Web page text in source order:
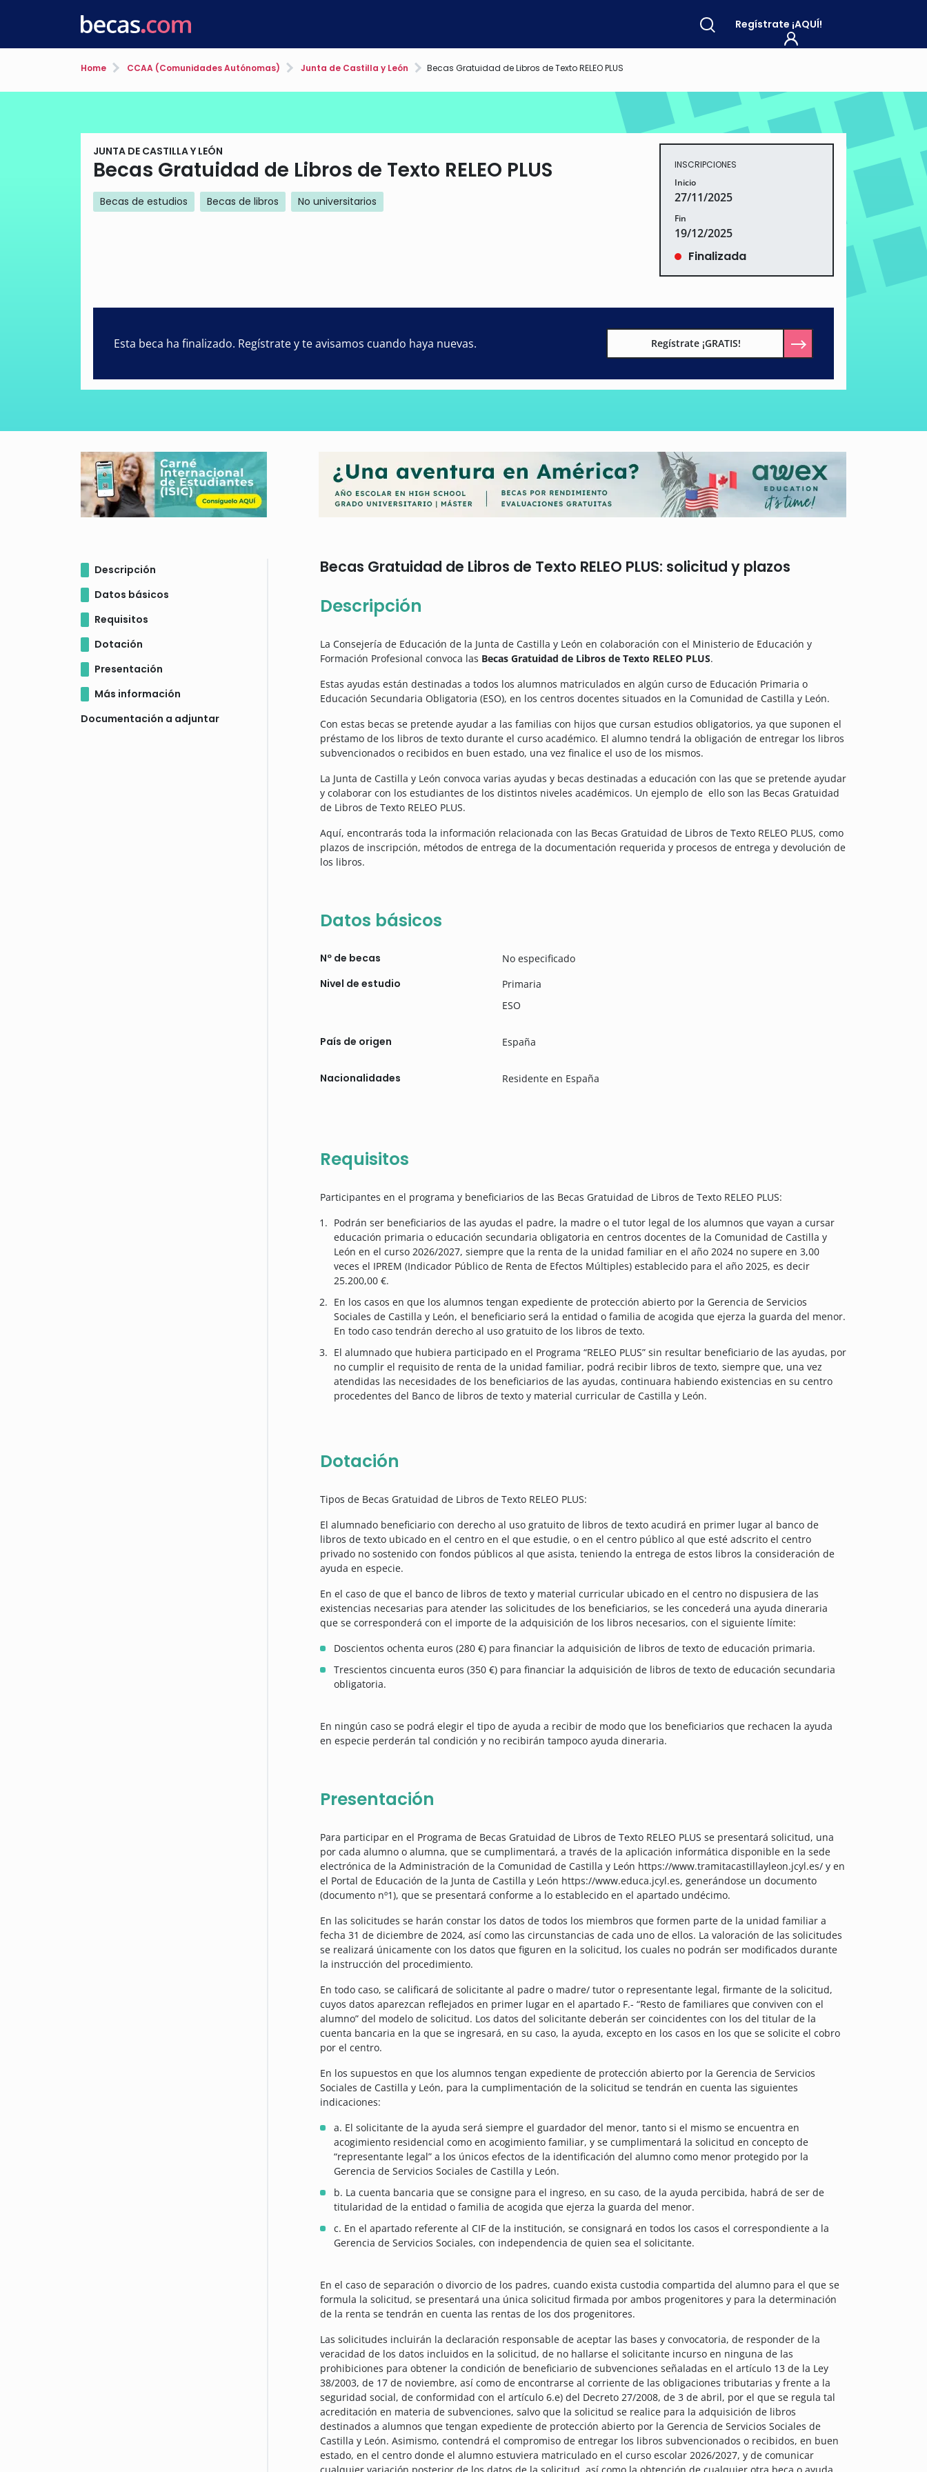
Regístrate ¡AQUÍ!
Home CCAA (Comunidades Autónomas) Junta de Castilla y León Becas Gratuidad de Libros de Texto RELEO PLUS
JUNTA DE CASTILLA Y LEÓN
Becas Gratuidad de Libros de Texto RELEO PLUS
Becas de estudios Becas de libros No universitarios
INSCRIPCIONES
Inicio
27/11/2025
Fin
19/12/2025
Finalizada
Esta beca ha finalizado. Regístrate y te avisamos cuando haya nuevas. Regístrate ¡GRATIS!
Descripción
Datos básicos
Requisitos
Dotación
Presentación
Más información
Documentación a adjuntar
Becas Gratuidad de Libros de Texto RELEO PLUS: solicitud y plazos
Descripción
La Consejería de Educación de la Junta de Castilla y León en colaboración con el Ministerio de Educación y
Formación Profesional convoca las Becas Gratuidad de Libros de Texto RELEO PLUS.
Estas ayudas están destinadas a todos los alumnos matriculados en algún curso de Educación Primaria o
Educación Secundaria Obligatoria (ESO), en los centros docentes situados en la Comunidad de Castilla y León.
Con estas becas se pretende ayudar a las familias con hijos que cursan estudios obligatorios, ya que suponen el
préstamo de los libros de texto durante el curso académico. El alumno tendrá la obligación de entregar los libros
subvencionados o recibidos en buen estado, una vez finalice el uso de los mismos.
La Junta de Castilla y León convoca varias ayudas y becas destinadas a educación con las que se pretende ayudar
y colaborar con los estudiantes de los distintos niveles académicos. Un ejemplo de ello son las Becas Gratuidad
de Libros de Texto RELEO PLUS.
Aquí, encontrarás toda la información relacionada con las Becas Gratuidad de Libros de Texto RELEO PLUS, como
plazos de inscripción, métodos de entrega de la documentación requerida y procesos de entrega y devolución de
los libros.
Datos básicos
Nº de becas No especificado
Nivel de estudio
Primaria
ESO
País de origen España
Nacionalidades Residente en España
Requisitos
Participantes en el programa y beneficiarios de las Becas Gratuidad de Libros de Texto RELEO PLUS:
Podrán ser beneficiarios de las ayudas el padre, la madre o el tutor legal de los alumnos que vayan a cursar
educación primaria o educación secundaria obligatoria en centros docentes de la Comunidad de Castilla y
León en el curso 2026/2027, siempre que la renta de la unidad familiar en el año 2024 no supere en 3,00
veces el IPREM (Indicador Público de Renta de Efectos Múltiples) establecido para el año 2025, es decir
25.200,00 €.
En los casos en que los alumnos tengan expediente de protección abierto por la Gerencia de Servicios
Sociales de Castilla y León, el beneficiario será la entidad o familia de acogida que ejerza la guarda del menor.
En todo caso tendrán derecho al uso gratuito de los libros de texto.
El alumnado que hubiera participado en el Programa “RELEO PLUS” sin resultar beneficiario de las ayudas, por
no cumplir el requisito de renta de la unidad familiar, podrá recibir libros de texto, siempre que, una vez
atendidas las necesidades de los beneficiarios de las ayudas, continuara habiendo existencias en su centro
procedentes del Banco de libros de texto y material curricular de Castilla y León.
Dotación
Tipos de Becas Gratuidad de Libros de Texto RELEO PLUS:
El alumnado beneficiario con derecho al uso gratuito de libros de texto acudirá en primer lugar al banco de
libros de texto ubicado en el centro en el que estudie, o en el centro público al que esté adscrito el centro
privado no sostenido con fondos públicos al que asista, teniendo la entrega de estos libros la consideración de
ayuda en especie.
En el caso de que el banco de libros de texto y material curricular ubicado en el centro no dispusiera de las
existencias necesarias para atender las solicitudes de los beneficiarios, se les concederá una ayuda dineraria
que se corresponderá con el importe de la adquisición de los libros necesarios, con el siguiente límite:
Doscientos ochenta euros (280 €) para financiar la adquisición de libros de texto de educación primaria.
Trescientos cincuenta euros (350 €) para financiar la adquisición de libros de texto de educación secundaria
obligatoria.
En ningún caso se podrá elegir el tipo de ayuda a recibir de modo que los beneficiarios que rechacen la ayuda
en especie perderán tal condición y no recibirán tampoco ayuda dineraria.
Presentación
Para participar en el Programa de Becas Gratuidad de Libros de Texto RELEO PLUS se presentará solicitud, una
por cada alumno o alumna, que se cumplimentará, a través de la aplicación informática disponible en la sede
electrónica de la Administración de la Comunidad de Castilla y León https://www.tramitacastillayleon.jcyl.es/ y en
el Portal de Educación de la Junta de Castilla y León https://www.educa.jcyl.es, generándose un documento
(documento nº1), que se presentará conforme a lo establecido en el apartado undécimo.
En las solicitudes se harán constar los datos de todos los miembros que formen parte de la unidad familiar a
fecha 31 de diciembre de 2024, así como las circunstancias de cada uno de ellos. La valoración de las solicitudes
se realizará únicamente con los datos que figuren en la solicitud, los cuales no podrán ser modificados durante
la instrucción del procedimiento.
En todo caso, se calificará de solicitante al padre o madre/ tutor o representante legal, firmante de la solicitud,
cuyos datos aparezcan reflejados en primer lugar en el apartado F.- “Resto de familiares que conviven con el
alumno” del modelo de solicitud. Los datos del solicitante deberán ser coincidentes con los del titular de la
cuenta bancaria en la que se ingresará, en su caso, la ayuda, excepto en los casos en los que se solicite el cobro
por el centro.
En los supuestos en que los alumnos tengan expediente de protección abierto por la Gerencia de Servicios
Sociales de Castilla y León, para la cumplimentación de la solicitud se tendrán en cuenta las siguientes
indicaciones:
a. El solicitante de la ayuda será siempre el guardador del menor, tanto si el mismo se encuentra en
acogimiento residencial como en acogimiento familiar, y se cumplimentará la solicitud en concepto de
“representante legal” a los únicos efectos de la identificación del alumno como menor protegido por la
Gerencia de Servicios Sociales de Castilla y León.
b. La cuenta bancaria que se consigne para el ingreso, en su caso, de la ayuda percibida, habrá de ser de
titularidad de la entidad o familia de acogida que ejerza la guarda del menor.
c. En el apartado referente al CIF de la institución, se consignará en todos los casos el correspondiente a la
Gerencia de Servicios Sociales, con independencia de quien sea el solicitante.
En el caso de separación o divorcio de los padres, cuando exista custodia compartida del alumno para el que se
formula la solicitud, se presentará una única solicitud firmada por ambos progenitores y para la determinación
de la renta se tendrán en cuenta las rentas de los dos progenitores.
Las solicitudes incluirán la declaración responsable de aceptar las bases y convocatoria, de responder de la
veracidad de los datos incluidos en la solicitud, de no hallarse el solicitante incurso en ninguna de las
prohibiciones para obtener la condición de beneficiario de subvenciones señaladas en el artículo 13 de la Ley
38/2003, de 17 de noviembre, así como de encontrarse al corriente de las obligaciones tributarias y frente a la
seguridad social, de conformidad con el artículo 6.e) del Decreto 27/2008, de 3 de abril, por el que se regula tal
acreditación en materia de subvenciones, salvo que la solicitud se realice para la adquisición de libros
destinados a alumnos que tengan expediente de protección abierto por la Gerencia de Servicios Sociales de
Castilla y León. Asimismo, contendrá el compromiso de entregar los libros subvencionados o recibidos, en buen
estado, en el centro donde el alumno estuviera matriculado en el curso escolar 2026/2027, y de comunicar
cualquier variación posterior de los datos de la solicitud, así como la obtención de cualquier otra beca o ayuda